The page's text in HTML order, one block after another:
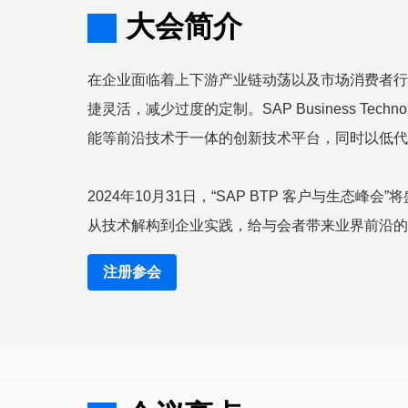
大会简介
在企业面临着上下游产业链动荡以及市场消费者
捷灵活，减少过度的定制。SAP Business
能等前沿技术于一体的创新技术平台，同时以低
2024年10月31日，“SAP BTP 客户与生态峰会”
从技术解构到企业实践，给与会者带来业界前沿
注册参会